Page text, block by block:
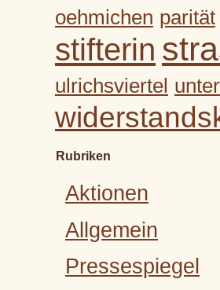
oehmichen parität
stifterin
ulrichsviertel
Rubriken
Aktionen
Allgemein
Pressespiegel